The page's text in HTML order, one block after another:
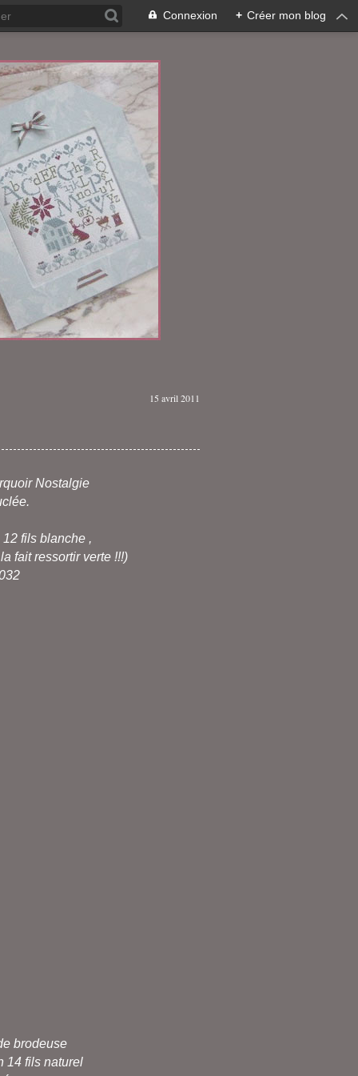
Connexion + Créer mon blog
15 avril 2011
Nostalgie
.
fils blanche ,
fait ressortir verte !!!)
brodeuse
14 fils naturel